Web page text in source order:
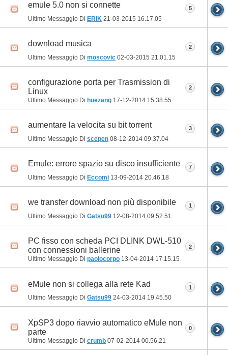
emule 5.0 non si connette
Ultimo Messaggio Di ERIK 21-03-2015 16.17.05
5
download musica
Ultimo Messaggio Di moscovic 02-03-2015 21.01.15
2
configurazione porta per Trasmission di
Linux
Ultimo Messaggio Di huezang 17-12-2014 15.38.55
2
aumentare la velocita su bit torrent
Ultimo Messaggio Di scepen 08-12-2014 09.37.04
3
Emule: errore spazio su disco insufficiente
Ultimo Messaggio Di Eccomi 13-09-2014 20.46.18
7
we transfer download non più disponibile
Ultimo Messaggio Di Gatsu99 12-08-2014 09.52.51
1
PC fisso con scheda PCI DLINK DWL-510
con connessioni ballerine
Ultimo Messaggio Di paolocorpo 13-04-2014 17.15.15
2
eMule non si collega alla rete Kad
Ultimo Messaggio Di Gatsu99 24-03-2014 19.45.50
1
XpSP3 dopo riavvio automatico eMule non
parte
Ultimo Messaggio Di crumb 07-02-2014 00.56.21
0